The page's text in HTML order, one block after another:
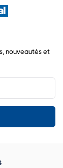
nouveautés et